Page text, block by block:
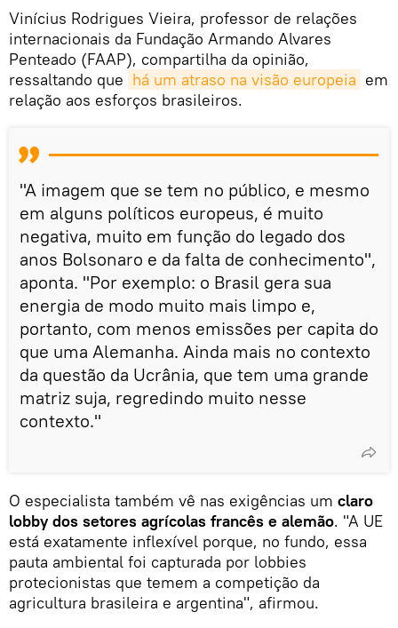
Vinícius Rodrigues Vieira, professor de relações
internacionais da Fundação Armando Alvares
Penteado (FAAP), compartilha da opinião,
ressaltando que há um atraso na visão europeia em
relação aos esforços brasileiros.
"A imagem que se tem no público, e mesmo
em alguns políticos europeus, é muito
negativa, muito em função do legado dos
anos Bolsonaro e da falta de conhecimento",
aponta. "Por exemplo: o Brasil gera sua
energia de modo muito mais limpo e,
portanto, com menos emissões per capita do
que uma Alemanha. Ainda mais no contexto
da questão da Ucrânia, que tem uma grande
matriz suja, regredindo muito nesse
contexto."
O especialista também vê nas exigências um claro
lobby dos setores agrícolas francês e alemão. "A UE
está exatamente inflexível porque, no fundo, essa
pauta ambiental foi capturada por lobbies
protecionistas que temem a competição da
agricultura brasileira e argentina", afirmou.